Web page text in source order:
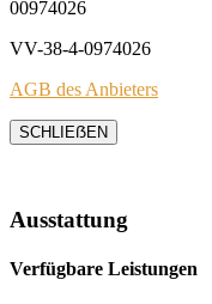
00974026
VV-38-4-0974026
AGB des Anbieters
SCHLIEẞEN
Ausstattung
Verfügbare Leistungen